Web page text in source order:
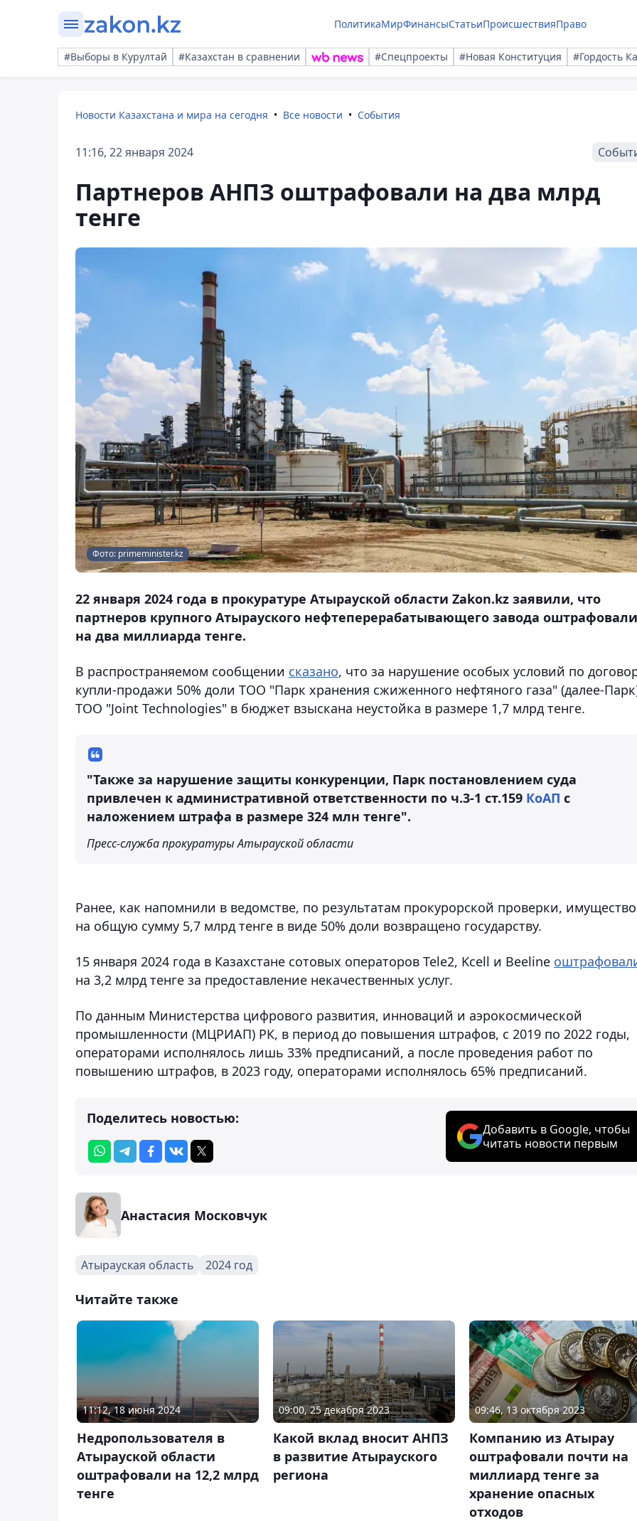
ПолитикаМирФинансыСтатьиПроисшествияПраво
#Выборы в Курултай #Казахстан в сравнении #Спецпроекты #Новая Конституция #Гордость
Новости Казахстана и мира на сегодня Все новости События
11:16, 22 января 2024
Партнеров АНПЗ оштрафовали на два млрд
тенге
Фото: primeminister.kz
22 января 2024 года в прокуратуре Атырауской области Zakon.kz заявили, что
партнеров крупного Атырауского нефтеперерабатывающего завода оштрафовали
на два миллиарда тенге.
В распространяемом сообщении сказано, что за нарушение особых условий по
купли-продажи 50% доли ТОО "Парк хранения сжиженного нефтяного газа" (далее-
ТОО "Joint Technologies" в бюджет взыскана неустойка в размере 1,7 млрд тенге.
"Также за нарушение защиты конкуренции, Парк постановлением суда
привлечен к административной ответственности по ч.3-1 ст.159 КоАП с
наложением штрафа в размере 324 млн тенге".
Пресс-служба прокуратуры Атырауской области
Ранее, как напомнили в ведомстве, по результатам прокурорской проверки, имущество
на общую сумму 5,7 млрд тенге в виде 50% доли возвращено государству.
15 января 2024 года в Казахстане сотовых операторов Tele2, Kcell и Beeline
на 3,2 млрд тенге за предоставление некачественных услуг.
По данным Министерства цифрового развития, инноваций и аэрокосмической
промышленности (МЦРИАП) РК, в период до повышения штрафов, с 2019 по 2022 годы,
операторами исполнялось лишь 33% предписаний, а после проведения работ по
повышению штрафов, в 2023 году, операторами исполнялось 65% предписаний.
Поделитесь новостью:
Добавить в Google, чтобы
читать новости первым
Анастасия Московчук
Атырауская область 2024 год
Читайте также
11:12, 18 июня 2024
Недропользователя в
Атырауской области
оштрафовали на 12,2 млрд
тенге
09:00, 25 декабря 2023
Какой вклад вносит АНПЗ
в развитие Атырауского
региона
09:46, 13 октября 2023
Компанию из Атырау
оштрафовали почти на
миллиард тенге за
хранение опасных
отходов